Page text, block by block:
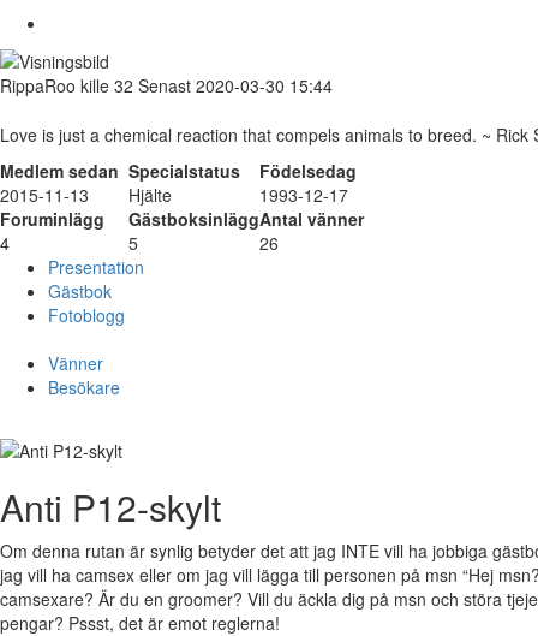
RippaRoo kille 32 Senast 2020-03-30 15:44
Love is just a chemical reaction that compels animals to breed. ~ Rick
Medlem sedan Specialstatus
Födelsedag
2015-11-13
Hjälte
1993-12-17
Foruminlägg
GästboksinläggAntal vänner
4
5
26
Presentation
Gästbok
Fotoblogg
Vänner
Besökare
Anti P12-skylt
Om denna rutan är synlig betyder det att jag INTE vill ha jobbiga
jag vill ha camsex eller om jag vill lägga till personen på msn “Hej
camsexare? Är du en groomer? Vill du äckla dig på msn och störa
pengar? Pssst, det är emot reglerna!